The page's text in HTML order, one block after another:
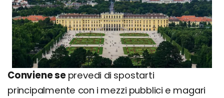
Conviene seprevedi di spostarti
principalmente con i mezzi pubblici e magari